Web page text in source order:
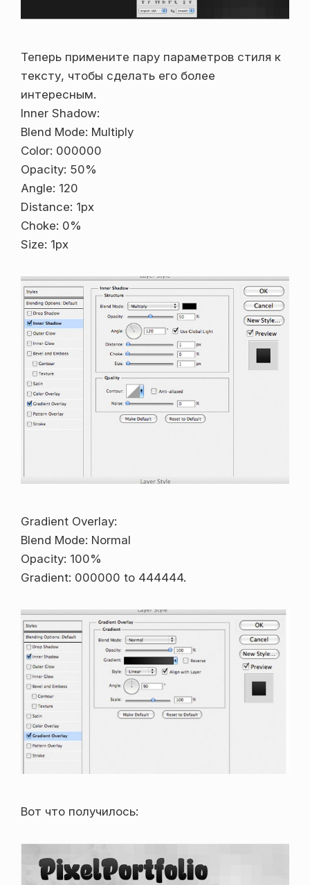
Теперь примените пару параметров стиля к
тексту, чтобы сделать его более
интересным.
Inner Shadow:
Blend Mode: Multiply
Color: 000000
Opacity: 50%
Angle: 120
Distance: 1px
Choke: 0%
Size: 1px
Gradient Overlay:
Blend Mode: Normal
Opacity: 100%
Gradient: 000000 to 444444.
Вот что получилось: